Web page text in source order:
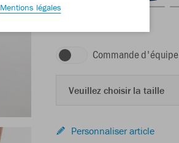
Commande d'équipe
Veuillez choisir la taille
Personnaliser article
Mentions légales